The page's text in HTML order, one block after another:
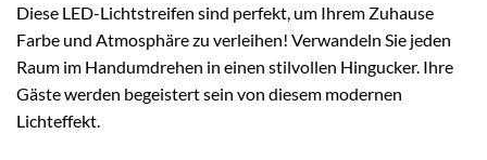
Diese LED-Lichtstreifen sind perfekt, um Ihrem Zuhause
Farbe und Atmosphäre zu verleihen! Verwandeln Sie jeden
Raum im Handumdrehen in einen stilvollen Hingucker. Ihre
Gäste werden begeistert sein von diesem modernen
Lichteffekt.